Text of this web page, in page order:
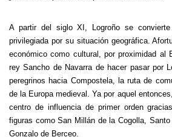
A partir del siglo XI, Logroño se
privilegiada por su situación geográfica.
económico como cultural, por proximidad al
rey Sancho de Navarra de hacer pasar por
peregrinos hacia Compostela, la ruta de
de la Europamedieval. Ya por aquel
centro de influencia de primer orden
figuras como San Millán de la Cogolla, Santo
Gonzalo de Berceo.